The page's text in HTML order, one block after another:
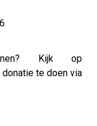
Kijk op
donatie te doen via